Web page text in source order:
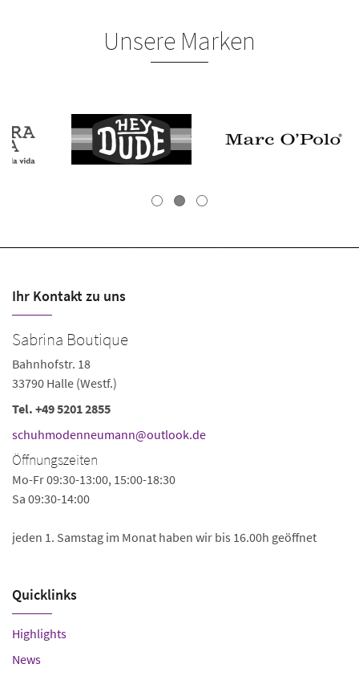
Unsere Marken
Ihr Kontakt zu uns
Sabrina Boutique
Bahnhofstr. 18
33790 Halle (Westf.)
Tel. +49 5201 2855
schuhmodenneumann@outlook.de
Öffnungszeiten
Mo-Fr 09:30-13:00, 15:00-18:30
Sa 09:30-14:00
jeden 1. Samstag im Monat haben wir bis 16.00h geöffnet
Quicklinks
Highlights
News